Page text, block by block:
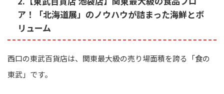
ア！「北海道展」のノウハウが詰まった海鮮とボ
リューム
西口の東武百貨店は、関東最大級の売り場面積を誇る「食の
東武」です。